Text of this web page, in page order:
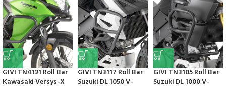
GIVI TN4121 Roll Bar
Kawasaki Versys-X
GIVI TN3117 Roll Bar
Suzuki DL 1050 V-
GIVI TN3105 Roll Bar
Suzuki DL 1000 V-